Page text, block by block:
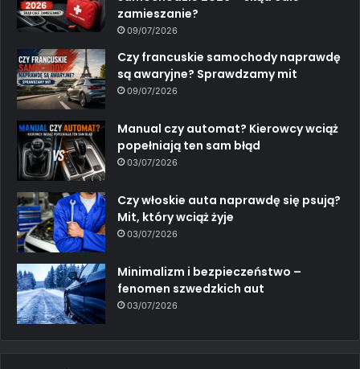
zamieszanie?
09/07/2026
Czy francuskie samochody naprawdę
są awaryjne? Sprawdzamy mit
09/07/2026
Manual czy automat? Kierowcy wciąż
popełniają ten sam błąd
03/07/2026
Czy włoskie auta naprawdę się psują?
Mit, który wciąż żyje
03/07/2026
Minimalizm i bezpieczeństwo –
fenomen szwedzkich aut
03/07/2026